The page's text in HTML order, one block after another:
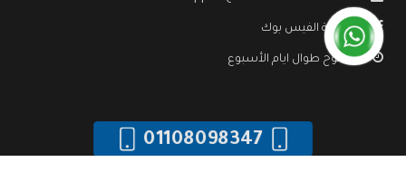
صفحة الفيس بوك
مفتوح طوال ايام الأسبوع
01108098347